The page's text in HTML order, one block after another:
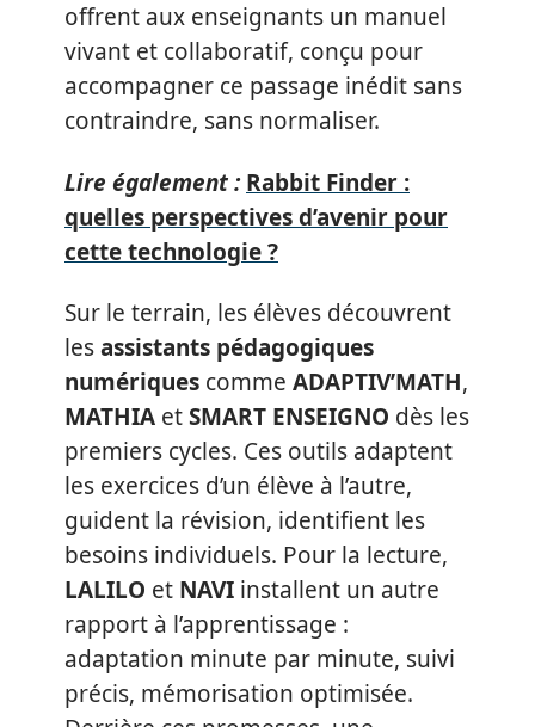
offrent aux enseignants un manuel
vivant et collaboratif, conçu pour
accompagner ce passage inédit sans
contraindre, sans normaliser.
Lire également : Rabbit Finder :
quelles perspectives d’avenir pour
cette technologie ?
Sur le terrain, les élèves découvrent
lesassistants pédagogiques
numériques comme ADAPTIV’MATH,
MATHIA etSMART ENSEIGNO dès les
premiers cycles. Ces outils adaptent
les exercices d’un élève à l’autre,
guident la révision, identifient les
besoins individuels. Pour la lecture,
LALILO et NAVI installent un autre
rapport à l’apprentissage :
adaptation minute par minute, suivi
précis, mémorisation optimisée.